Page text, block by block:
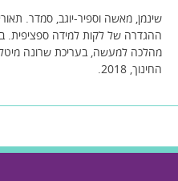
שינמן, מאשה וספיר-יוגב, סמדר.
ההגדרה של לקות למידה ספציפית.
מהלכה למעשה, בעריכת שרונה
החינוך, 2018.